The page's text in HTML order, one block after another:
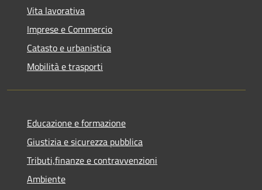
Vita lavorativa
Imprese e Commercio
Catasto e urbanistica
Mobilità e trasporti
Educazione e formazione
Giustizia e sicurezza pubblica
Tributi,finanze e contravvenzioni
Ambiente